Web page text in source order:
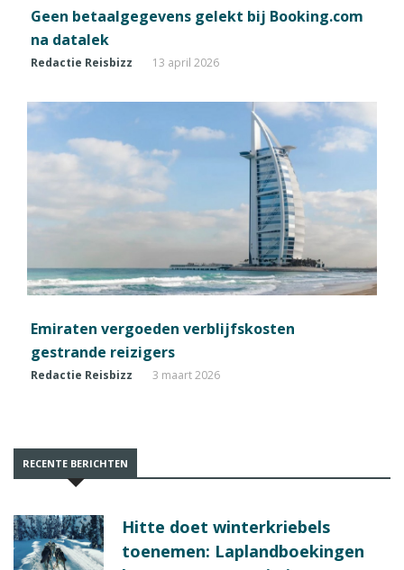
Geen betaalgegevens gelekt bij Booking.com
na datalek
Redactie Reisbizz 13 april 2026
Emiraten vergoeden verblijfskosten
gestrande reizigers
Redactie Reisbizz 3 maart 2026
RECENTE BERICHTEN
Hitte doet winterkriebels
toenemen: Laplandboekingen